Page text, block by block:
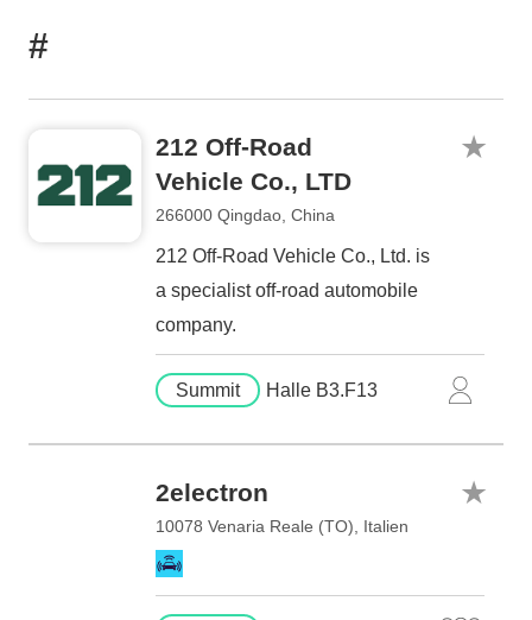
#
212 Off-Road
Vehicle Co., LTD
266000 Qingdao, China
212 Off-Road Vehicle Co., Ltd. is
a specialist off-road automobile
company.
Summit Halle B3.F13
2electron
10078 Venaria Reale (TO), Italien